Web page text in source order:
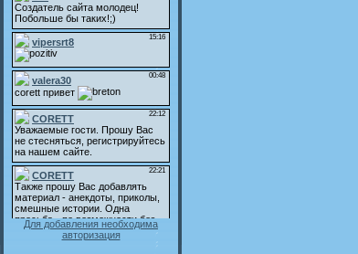
Для добавления необходима
авторизация